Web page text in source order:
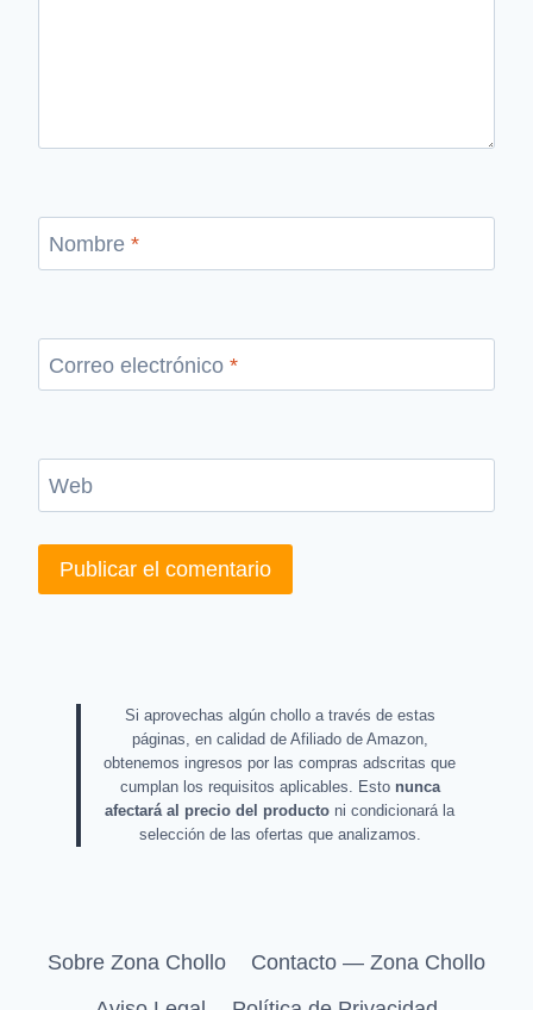
Nombre *
Correo electrónico *
Web
Si aprovechas algún chollo a través de estas
páginas, en calidad de Afiliado de Amazon,
obtenemos ingresos por las compras adscritas que
cumplan los requisitos aplicables. Esto nunca
afectará al precio del producto ni condicionará la
selección de las ofertas que analizamos.
Sobre Zona Chollo
Contacto — Zona Chollo